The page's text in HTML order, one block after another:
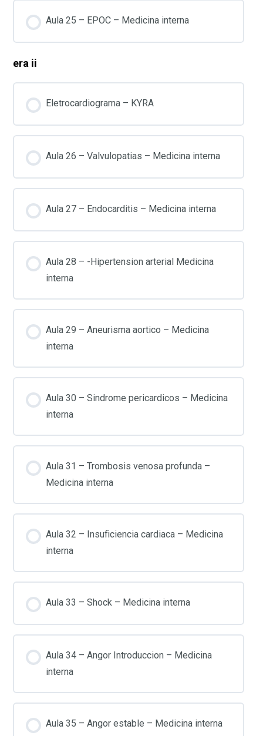
Aula 25 – EPOC – Medicina interna
era ii
Eletrocardiograma – KYRA
Aula 26 – Valvulopatias – Medicina interna
Aula 27 – Endocarditis – Medicina interna
Aula 28 – -Hipertension arterial Medicina
interna
Aula 29 – Aneurisma aortico – Medicina
interna
Aula 30 – Sindrome pericardicos – Medicina
interna
Aula 31 – Trombosis venosa profunda –
Medicina interna
Aula 32 – Insuficiencia cardiaca – Medicina
interna
Aula 33 – Shock – Medicina interna
Aula 34 – Angor Introduccion – Medicina
interna
Aula 35 – Angor estable – Medicina interna